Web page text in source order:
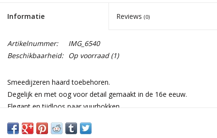
Informatie Reviews (0)
Artikelnummer:
IMG_6540
Beschikbaarheid: Op voorraad(1)
Smeedijzeren haard toebehoren.
Degelijk en met oog voor detail gemaakt in de 16e eeuw.
Elegant en tijdloos paar vuurbokken.
65 cm Hoogte 25,59 Inch